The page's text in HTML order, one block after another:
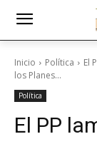
Inicio Política
El
los Planes...
Política
El PP